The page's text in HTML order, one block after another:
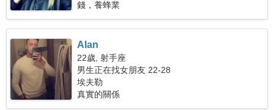
錢，養蜂業
Alan
22歲, 射手座
男生正在找女朋友 22-28
埃夫勒
真實的關係